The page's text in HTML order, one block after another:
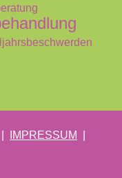
IMPRESSUM